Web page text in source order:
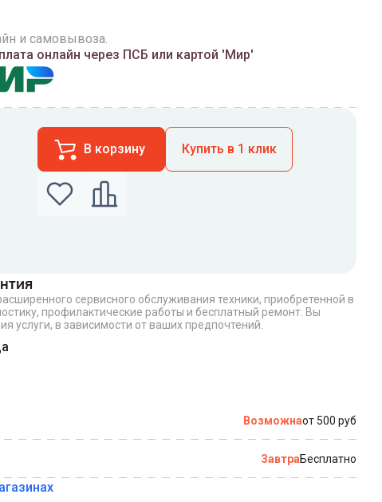
и самовывоза.
онлайн через ПСБ или картой 'Мир'
В корзину Купить в 1 клик
по которому можно связаться с вами
сервисного обслуживания техники, приобретенной в
профилактические работы и бесплатный ремонт. Вы
услуги, в зависимости от ваших предпочтений.
Возможнаот 500 руб
ЗавтраБесплатно